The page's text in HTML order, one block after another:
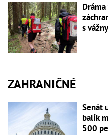
s
ZAHRANIČNÉ
Senát
balík
500